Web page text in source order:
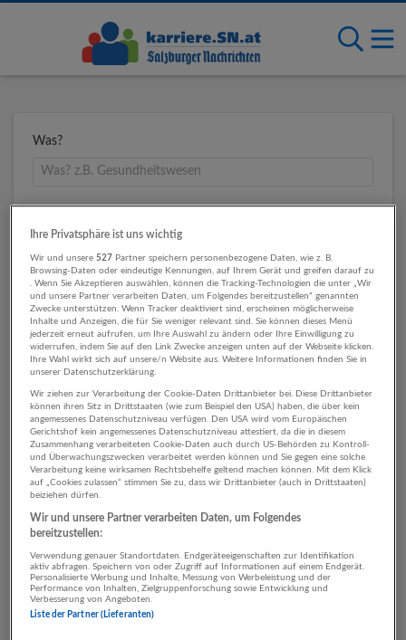
Was?
Umkreis
1 Rechtswesen Öffentliche
Verwaltung Unternehmen
Ihre Privatsphäre ist uns wichtig
Wir und unsere527 Partner speichern personenbezogene Daten, wie z. B.
Browsing-Daten oder eindeutige Kennungen, auf Ihrem Gerät und greifen darauf zu
. Wenn Sie Akzeptieren auswählen, können die Tracking-Technologien die unter „Wir
und unsere Partner verarbeiten Daten, um Folgendes bereitzustellen“ genannten
Zwecke unterstützen. Wenn Tracker deaktiviert sind, erscheinen möglicherweise
Inhalte und Anzeigen, die für Sie weniger relevant sind. Sie können dieses Menü
jederzeit erneut aufrufen, um Ihre Auswahl zu ändern oder Ihre Einwilligung zu
widerrufen, indem Sie auf den Link Zwecke anzeigen unten auf der Webseite klicken.
Ihre Wahl wirkt sich auf unsere/n Website aus. Weitere Informationen finden Sie in
unserer Datenschutzerklärung.
Wir ziehen zur Verarbeitung der Cookie-Daten Drittanbieter bei. Diese Drittanbieter
können ihren Sitz in Drittstaaten (wie zum Beispiel den USA) haben, die über kein
angemessenes Datenschutzniveau verfügen. Den USA wird vom Europäischen
Gerichtshof kein angemessenes Datenschutzniveau attestiert, da die in diesem
Zusammenhang verarbeiteten Cookie-Daten auch durch US-Behörden zu Kontroll-
und Überwachungszwecken verarbeitet werden können und Sie gegen eine solche
Verarbeitung keine wirksamen Rechtsbehelfe geltend machen können. Mit dem Klick
auf „Cookies zulassen“ stimmen Sie zu, dass wir Drittanbieter (auch in Drittstaaten)
beiziehen dürfen.
Wir und unsere Partner verarbeiten Daten, um Folgendes
bereitzustellen:
Verwendung genauer Standortdaten. Endgeräteeigenschaften zur Identifikation
aktiv abfragen. Speichern von oder Zugriff auf Informationen auf einem Endgerät.
Personalisierte Werbung und Inhalte, Messung von Werbeleistung und der
Performance von Inhalten, Zielgruppenforschung sowie Entwicklung und
Verbesserung von Angeboten.
Liste der Partner (Lieferanten)